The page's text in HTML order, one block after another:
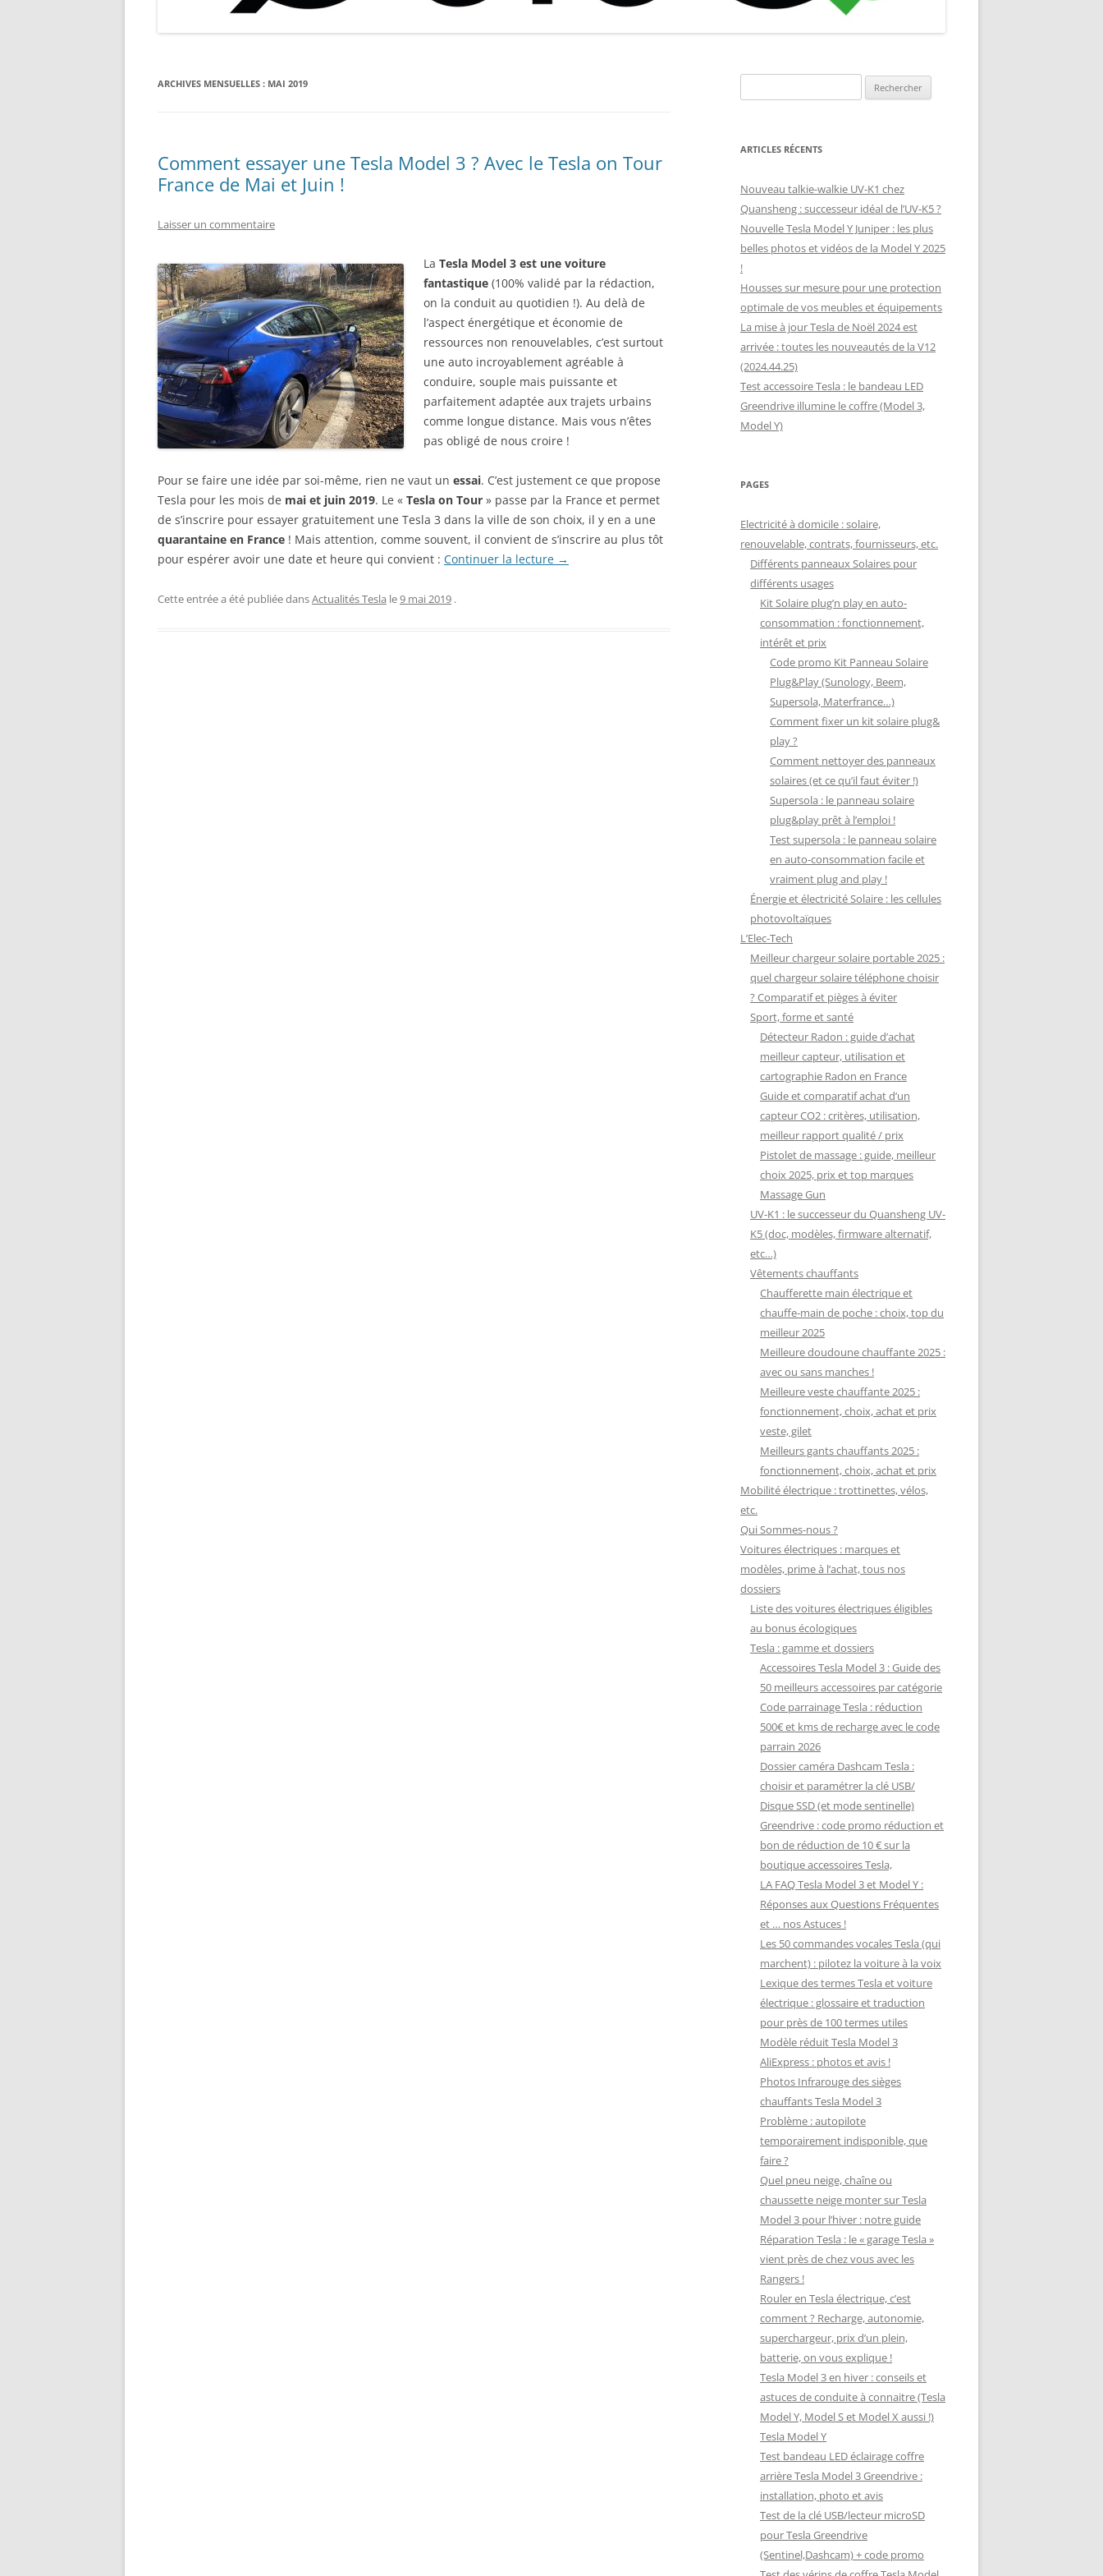
TEST BANDEAU LED ÉCLAIRAGE
ASTUCES !
CODE PARRAINAGE TESLA :
RÉDUCTION, RECHARGE GRATUITE
ET + AVEC CODE PARRAIN
GREENDRIVE : CODE PROMO
RÉDUCTION ET BON DE
RÉDUCTION DE 10 € SUR LA
BOUTIQUE ACCESSOIRES TESLA,
RÉPARATION TESLA : LE « GARAGE
TESLA MODEL 3/Y EN HIVER :
CONSEILS DE CONDUITE
LES 50 COMMANDES VOCALES
TESLA (QUI MARCHENT)
PROBLÈME : AUTOPILOTE
TROTTINETTES, VÉLOS, ETC.
GUIDE ET COMPARATIF ACHAT
PRIX
CODE PROMO KIT PANNEAU
ARCHIVES MENSUELLES : MAI 2019
Comment essayer une Tesla Model 3 ? Avec le Tesla on Tour
France de Mai et Juin !
Laisser un commentaire
La Tesla Model 3 est une voiture
fantastique (100% validé par la rédaction,
on la conduit au quotidien !). Au delà de
l’aspect énergétique et économie de
ressources non renouvelables, c’est surtout
une auto incroyablement agréable à
conduire, souple mais puissante et
parfaitement adaptée aux trajets urbains
comme longue distance. Mais vous n’êtes
pas obligé de nous croire !
Pour se faire une idée par soi-même, rien ne vaut un essai. C’est justement ce que propose
Tesla pour les mois de mai et juin 2019. Le « Tesla on Tour » passe par la France et permet
de s’inscrire pour essayer gratuitement une Tesla 3 dans la ville de son choix, il y en a une
quarantaine en France ! Mais attention, comme souvent, il convient de s’inscrire au plus tôt
pour espérer avoir une date et heure qui convient : Continuer la lecture →
Cette entrée a été publiée dansActualités Tesla le9 mai 2019 .
ARTICLES RÉCENTS
Nouveau talkie-walkie UV-K1 chez
Quansheng : successeur idéal de l’UV-K5 ?
Nouvelle Tesla Model Y Juniper : les plus
belles photos et vidéos de la Model Y 2025
!
Housses sur mesure pour une protection
optimale de vos meubles et équipements
La mise à jour Tesla de Noël 2024 est
arrivée : toutes les nouveautés de la V12
(2024.44.25)
Test accessoire Tesla : le bandeau LED
Greendrive illumine le coffre (Model 3,
Model Y)
PAGES
Electricité à domicile : solaire,
renouvelable, contrats, fournisseurs, etc.
Différents panneaux Solaires pour
différents usages
Kit Solaire plug’n play en auto-
consommation : fonctionnement,
intérêt et prix
Code promo Kit Panneau Solaire
Plug&Play (Sunology, Beem,
Supersola, Materfrance…)
Comment fixer un kit solaire plug&
play ?
Comment nettoyer des panneaux
solaires (et ce qu’il faut éviter !)
Supersola : le panneau solaire
plug&play prêt à l’emploi !
Test supersola : le panneau solaire
en auto-consommation facile et
vraiment plug and play !
Énergie et électricité Solaire : les cellules
photovoltaïques
L’Elec-Tech
Meilleur chargeur solaire portable 2025 :
quel chargeur solaire téléphone choisir
? Comparatif et pièges à éviter
Sport, forme et santé
Détecteur Radon : guide d’achat
meilleur capteur, utilisation et
cartographie Radon en France
Guide et comparatif achat d’un
capteur CO2 : critères, utilisation,
meilleur rapport qualité / prix
Pistolet de massage : guide, meilleur
choix 2025, prix et top marques
Massage Gun
UV-K1 : le successeur du Quansheng UV-
K5 (doc, modèles, firmware alternatif,
etc…)
Vêtements chauffants
Chaufferette main électrique et
chauffe-main de poche : choix, top du
meilleur 2025
Meilleure doudoune chauffante 2025 :
avec ou sans manches !
Meilleure veste chauffante 2025 :
fonctionnement, choix, achat et prix
veste, gilet
Meilleurs gants chauffants 2025 :
fonctionnement, choix, achat et prix
Mobilité électrique : trottinettes, vélos,
etc.
Qui Sommes-nous ?
Voitures électriques : marques et
modèles, prime à l’achat, tous nos
dossiers
Liste des voitures électriques éligibles
au bonus écologiques
Tesla : gamme et dossiers
Accessoires Tesla Model 3 : Guide des
50 meilleurs accessoires par catégorie
Code parrainage Tesla : réduction
500€ et kms de recharge avec le code
parrain 2026
Dossier caméra Dashcam Tesla :
choisir et paramétrer la clé USB/
Disque SSD (et mode sentinelle)
Greendrive : code promo réduction et
bon de réduction de 10 € sur la
boutique accessoires Tesla,
LA FAQ Tesla Model 3 et Model Y :
Réponses aux Questions Fréquentes
et … nos Astuces !
Les 50 commandes vocales Tesla (qui
marchent) : pilotez la voiture à la voix
Lexique des termes Tesla et voiture
électrique : glossaire et traduction
pour près de 100 termes utiles
Modèle réduit Tesla Model 3
AliExpress : photos et avis !
Photos Infrarouge des sièges
chauffants Tesla Model 3
Problème : autopilote
temporairement indisponible, que
faire ?
Quel pneu neige, chaîne ou
chaussette neige monter sur Tesla
Model 3 pour l’hiver : notre guide
Réparation Tesla : le « garage Tesla »
vient près de chez vous avec les
Rangers !
Rouler en Tesla électrique, c’est
comment ? Recharge, autonomie,
superchargeur, prix d’un plein,
batterie, on vous explique !
Tesla Model 3 en hiver : conseils et
astuces de conduite à connaitre (Tesla
Model Y, Model S et Model X aussi !)
Tesla Model Y
Test bandeau LED éclairage coffre
arrière Tesla Model 3 Greendrive :
installation, photo et avis
Test de la clé USB/lecteur microSD
pour Tesla Greendrive
(Sentinel,Dashcam) + code promo